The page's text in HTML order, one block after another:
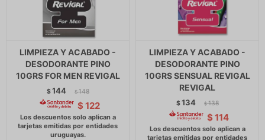
LIMPIEZA Y ACABADO -
DESODORANTE PINO
10GRS FOR MEN REVIGAL
$144 $ 148
$ 122
LIMPIEZA Y ACABADO -
DESODORANTE PINO
10GRS SENSUAL REVIGAL
REVIGAL
$134 $ 138
$ 114